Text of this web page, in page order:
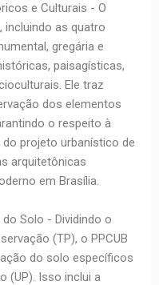
e Culturais - O
incluindo as quatro
gregária e
paisagísticas,
Ele traz
dos elementos
o respeito à
projeto urbanístico de
arquitetônicas
em Brasília.
Solo - Dividindo o
(TP), o PPCUB
do solo específicos
(UP). Isso inclui a